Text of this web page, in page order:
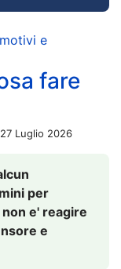
e
fare
27 Luglio 2026
per
e' reagire
e